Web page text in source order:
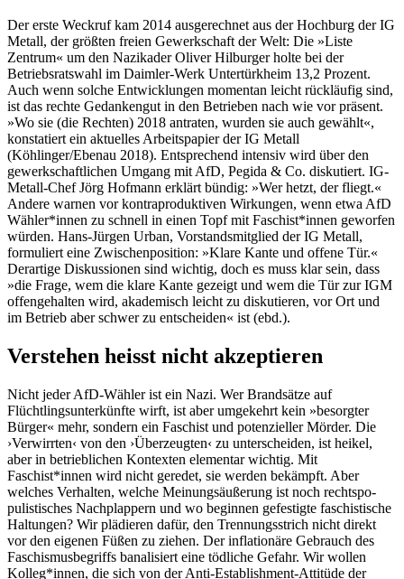
Der erste Weckruf kam 2014 ausgerechnet aus der Hochburg der IG
Metall, der größten freien Gewerkschaft der Welt: Die »Liste
Zentrum« um den Nazikader Oliver Hilburger holte bei der
Betriebsratswahl im Daimler-Werk Un­tertürkheim 13,2 Prozent.
Auch wenn solche Entwicklungen momentan leicht rückläufig sind,
ist das rechte Gedankengut in den Betrie­ben nach wie vor präsent.
»Wo sie (die Rechten) 2018 antraten, wurden sie auch gewählt«,
konstatiert ein aktuelles Arbeitspapier der IG Metall
(Köhlinger/Ebenau 2018). Entsprechend intensiv wird über den
gewerkschaftlichen Umgang mit AfD, Pegida & Co. diskutiert. IG-
Metall-Chef Jörg Hofmann erklärt bündig: »Wer hetzt, der fliegt.«
Andere warnen vor kontraproduktiven Wirkungen, wenn etwa AfD
Wähler*innen zu schnell in einen Topf mit Faschist*innen geworfen
würden. Hans-Jürgen Urban, Vorstandsmitglied der IG Metall,
formuliert eine Zwischenposition: »Klare Kante und offene Tür.«
Derartige Diskussionen sind wichtig, doch es muss klar sein, dass
»die Fra­ge, wem die klare Kante gezeigt und wem die Tür zur IGM
offengehalten wird, akademisch leicht zu diskutieren, vor Ort und
im Betrieb aber schwer zu entscheiden« ist (ebd.).
Verstehen heisst nicht akzeptieren
Nicht jeder AfD-Wähler ist ein Nazi. Wer Brandsätze auf
Flüchtlingsunterkünfte wirft, ist aber umgekehrt kein »besorgter
Bürger« mehr, sondern ein Faschist und potenzieller Mörder. Die
›Verwirrten‹ von den ›Über­zeugten‹ zu unterscheiden, ist heikel,
aber in betrieblichen Kontexten elementar wichtig. Mit
Faschist*innen wird nicht geredet, sie werden bekämpft. Aber
welches Verhalten, welche Meinungsäußerung ist noch rechtspo­
pulistisches Nachplappern und wo beginnen gefestigte faschistische
Haltungen? Wir plädieren dafür, den Trennungsstrich nicht direkt
vor den eigenen Füßen zu ziehen. Der inflationäre Gebrauch des
Faschismusbegriffs banalisiert eine tödliche Gefahr. Wir wollen
Kolleg*innen, die sich von der Anti-Establish­ment-Attitüde der